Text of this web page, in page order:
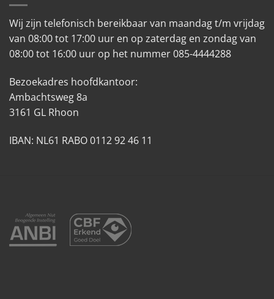
Wij zijn telefonisch bereikbaar van maandag t/m vrijdag
van 08:00 tot 17:00 uur en op zaterdag en zondag van
08:00 tot 16:00 uur op het nummer 085-4444288
Bezoekadres hoofdkantoor:
Ambachtsweg 8a
3161 GL Rhoon
IBAN: NL61 RABO 0112 92 46 11